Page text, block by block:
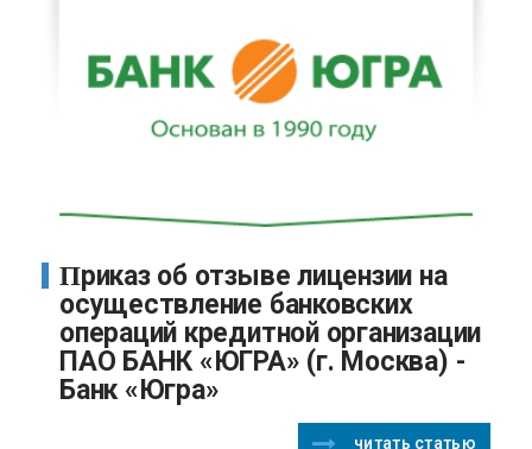
Приказ об отзыве лицензии на
осуществление банковских
операций кредитной организации
ПАО БАНК «ЮГРА» (г. Москва) -
Банк «Югра»
читать статью